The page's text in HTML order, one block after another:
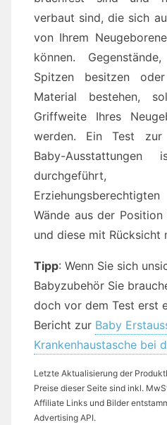
verbaut sind, die sich
von Ihrem
können.
Spitzen besitzen
Material bestehen,
Griffweite Ihres
werden. Ein Test zur
Baby-
Wände aus der Position
und diese mit Rücksicht
Tipp: Wenn Sie sich
Babyzubehör Sie
doch vor dem Test erst
Bericht zur Baby
Krankenhaustasche bei
Letzte Aktualisierung der
Preise dieser Seite sind inkl.
Affiliate Links und Bilder
Advertising API.